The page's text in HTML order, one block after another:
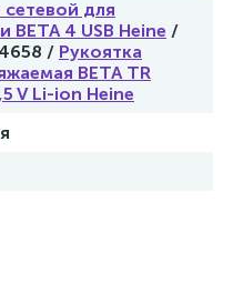
для
BETA 4 USB Heine /
/ Рукоятка
BETA ТR
V Li-ion Heine